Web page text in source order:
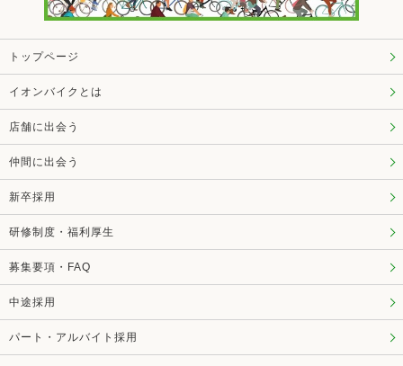
トップページ
イオンバイクとは
店舗に出会う
仲間に出会う
新卒採用
研修制度・福利厚生
募集要項・FAQ
中途採用
パート・アルバイト採用